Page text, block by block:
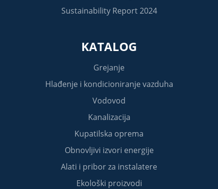
Sustainability Report 2024
KATALOG
Grejanje
Hlađenje i kondicioniranje vazduha
Vodovod
Kanalizacija
Kupatilska oprema
Obnovljivi izvori energije
Alati i pribor za instalatere
Ekološki proizvodi